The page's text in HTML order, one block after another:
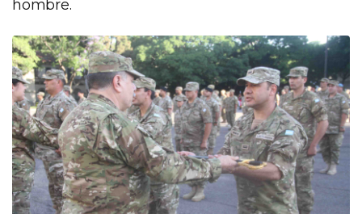
hombre.